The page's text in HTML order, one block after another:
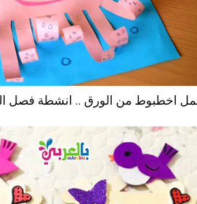
اخطبوط من الورق .. انشطة فصل